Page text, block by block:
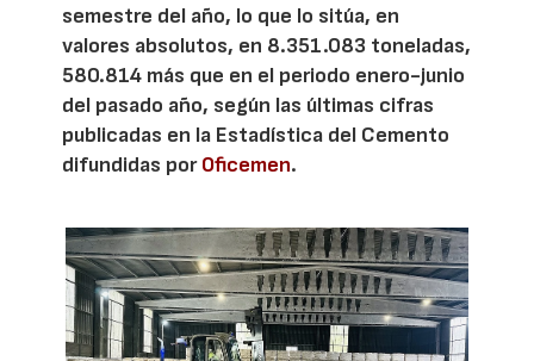
semestre del año, lo que lo sitúa, en
valores absolutos, en 8.351.083 toneladas,
580.814 más que en el periodo enero-junio
del pasado año, según las últimas cifras
publicadas en la Estadística del Cemento
difundidas porOficemen.